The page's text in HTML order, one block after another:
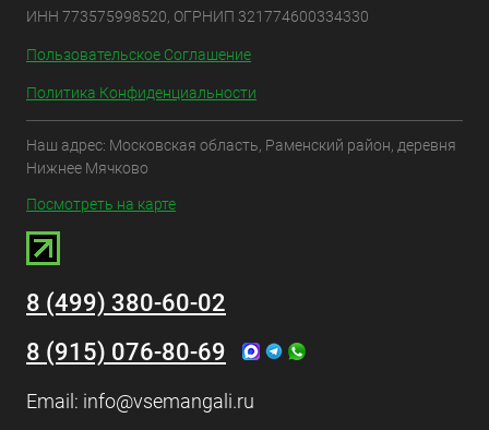
ИНН 773575998520, ОГРНИП 321774600334330
Пользовательское Соглашение
Политика Конфиденциальности
Наш адрес: Московская область, Раменский район, деревня
Нижнее Мячково
Посмотреть на карте
8 (499) 380-60-02
8 (915) 076-80-69
Email: info@vsemangali.ru